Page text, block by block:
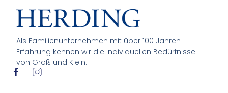
Als Familienunternehmen mit über 100 Jahren
Erfahrung kennen wir die individuellen Bedürfnisse
von Groß und Klein.
I
I